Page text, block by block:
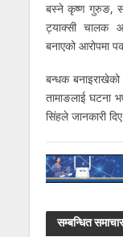
बस्ने कृष्ण गुरुङ,
ट्याक्सी चालक
बनाएको आरोपमा
बन्धक
तामाङलाई घटना
सिंहले जानकारी
सम्बन्धित समाचार